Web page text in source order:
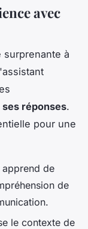
avec
surprenante à
réponses.
pour une
apprend de
de
le contexte de